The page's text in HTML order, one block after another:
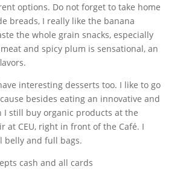
options. Do not forget to take home
breads, I really like the banana
the whole grain snacks, especially
and spicy plum is sensational, an
interesting desserts too. I like to go
besides eating an innovative and
I still buy organic products at the
at CEU, right in front of the Café. I
belly and full bags.
cash and all cards